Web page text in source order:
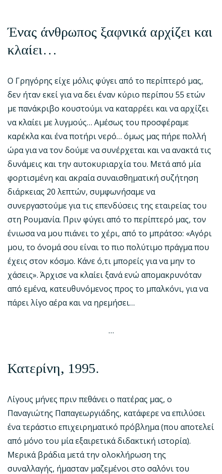
Ένας άνθρωπος ξαφνικά αρχίζει και
κλαίει…
Ο Γρηγόρης είχε μόλις φύγει από το περίπτερό μας,
δεν ήταν εκεί για να δει έναν κύριο περίπου 55 ετών
με πανάκριβο κουστούμι να καταρρέει και να αρχίζει
να κλαίει με λυγμούς… Αμέσως του προσφέραμε
καρέκλα και ένα ποτήρι νερό… όμως μας πήρε πολλή
ώρα για να τον δούμε να συνέρχεται και να ανακτά τις
δυνάμεις και την αυτοκυριαρχία του. Μετά από μία
φορτισμένη και ακραία συναισθηματική συζήτηση
διάρκειας 20 λεπτών, συμφωνήσαμε να
συνεργαστούμε για τις επενδύσεις της εταιρείας του
στη Ρουμανία. Πριν φύγει από το περίπτερό μας, τον
ένιωσα να μου πιάνει το χέρι, από το μπράτσο: «Αγόρι
μου, το όνομά σου είναι το πιο πολύτιμο πράγμα που
έχεις στον κόσμο. Κάνε ό,τι μπορείς για να μην το
χάσεις». Άρχισε να κλαίει ξανά ενώ απομακρυνόταν
από εμένα, κατευθυνόμενος προς το μπαλκόνι, για να
πάρει λίγο αέρα και να ηρεμήσει…
…
Κατερίνη, 1995.
Λίγους μήνες πριν πεθάνει ο πατέρας μας, ο
Παναγιώτης Παπαγεωργιάδης, κατάφερε να επιλύσει
ένα τεράστιο επιχειρηματικό πρόβλημα (που αποτελεί
από μόνο του μία εξαιρετικά διδακτική ιστορία).
Μερικά βράδια μετά την ολοκλήρωση της
συναλλαγής, ήμασταν μαζεμένοι στο σαλόνι του